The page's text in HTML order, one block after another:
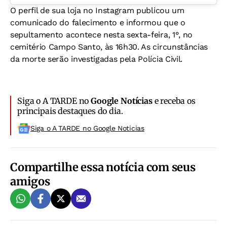
O perfil de sua loja no Instagram publicou um
comunicado do falecimento e informou que o
sepultamento acontece nesta sexta-feira, 1°, no
cemitério Campo Santo, às 16h30. As circunstâncias
da morte serão investigadas pela Polícia Civil.
Siga o A TARDE noGoogle Notíciase receba os
principais destaques do dia.
Siga o A TARDE no Google Noticias
Compartilhe essa notícia com seus
amigos